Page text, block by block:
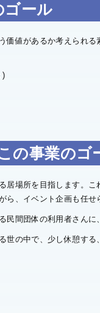
ゴール
値があるか考えられる
)
の事業のゴ
場所を目指します。
、イベント企画も任せ
間団体の利用者さん
の中で、少し休憩す